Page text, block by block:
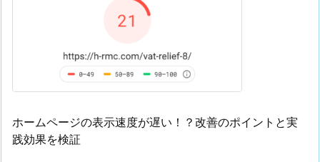
ホームページの表示速度が遅い！？改善のポイントと実
践効果を検証